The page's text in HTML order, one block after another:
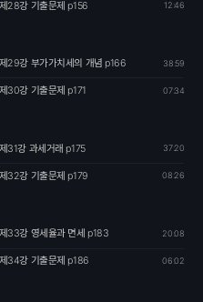
28강 기출문제 p156 12:46
29강 부가가치세의 개념 p166 38:59
30강 기출문제 p171 07:34
31강 과세거래 p175 37:20
32강 기출문제 p179 08:26
33강 영세율과 면세 p183 20:08
34강 기출문제 p186 06:02